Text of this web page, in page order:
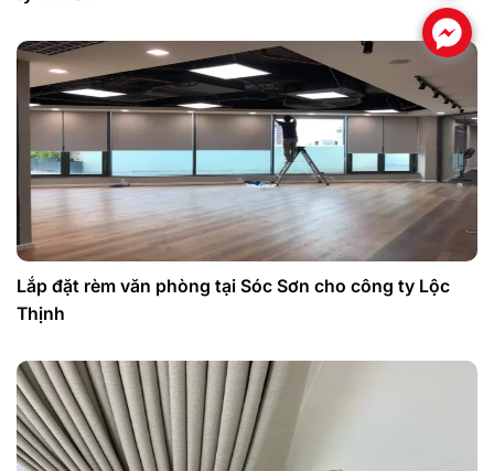
Lắp đặt rèm văn phòng tại Sóc Sơn cho công ty Lộc
Thịnh
.